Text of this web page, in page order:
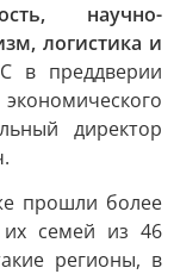
научно-
логистика и
в преддверии
директор
прошли более
семей из 46
регионы, в